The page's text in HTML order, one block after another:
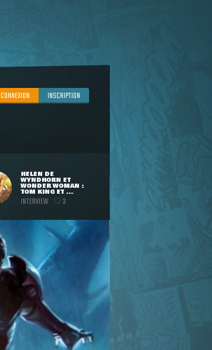
CONNEXION INSCRIPTION
HELEN DE
WYNDHORN ET
WONDER WOMAN :
TOM KING ET ...
INTERVIEW 3